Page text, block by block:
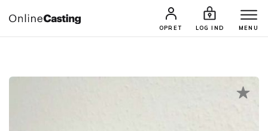
OPRET LOG IND MENU
CASTINGS & JOBS SØG PROFIL